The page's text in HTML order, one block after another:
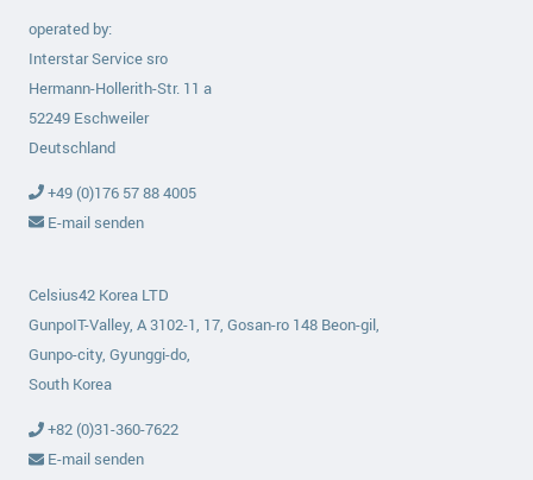
operated by:
Interstar Service sro
Hermann-Hollerith-Str. 11 a
52249 Eschweiler
Deutschland
+49 (0)176 57 88 4005
E-mail senden
Celsius42 Korea LTD
GunpoIT-Valley, A 3102-1, 17, Gosan-ro 148 Beon-gil,
Gunpo-city, Gyunggi-do,
South Korea
+82 (0)31-360-7622
E-mail senden